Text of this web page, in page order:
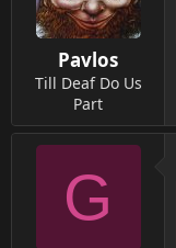
Pavlos
Till Deaf Do Us
Part
G